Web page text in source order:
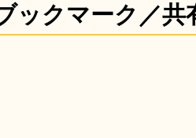
ックマーク／共